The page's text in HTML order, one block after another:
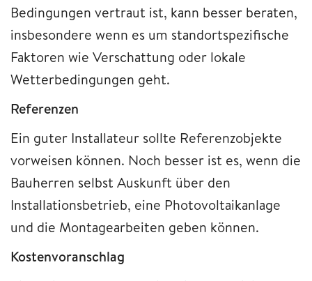
Bedingungen vertraut ist, kann besser beraten,
insbesondere wenn es um standortspezifische
Faktoren wie Verschattung oder lokale
Wetterbedingungen geht.
Referenzen
Ein guter Installateur sollte Referenzobjekte
vorweisen können. Noch besser ist es, wenn die
Bauherren selbst Auskunft über den
Installationsbetrieb, eine Photovoltaikanlage
und die Montagearbeiten geben können.
Kostenvoranschlag